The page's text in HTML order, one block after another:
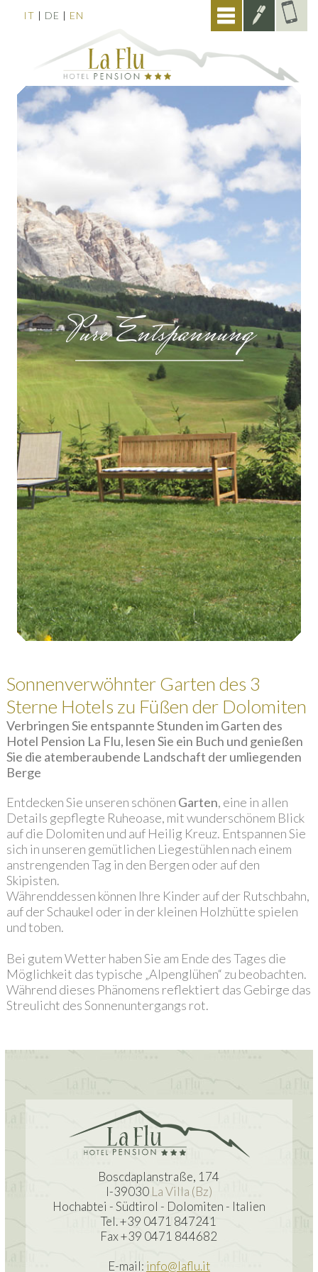
0471
ANFRAGE
Menu
IT DE EN
Pure Entspannung
Sonnenverwöhnter Garten des 3
Sterne Hotels zu Füßen der Dolomiten
Verbringen Sie entspannte Stunden im Garten des
Hotel Pension La Flu, lesen Sie ein Buch und genießen
Sie die atemberaubende Landschaft der umliegenden
Berge
Entdecken Sie unseren schönen Garten, eine in allen
Details gepflegte Ruheoase, mit wunderschönem Blick
auf die Dolomiten und auf Heilig Kreuz. Entspannen Sie
sich in unseren gemütlichen Liegestühlen nach einem
anstrengenden Tag in den Bergen oder auf den
Skipisten.
Währenddessen können Ihre Kinder auf der Rutschbahn,
auf der Schaukel oder in der kleinen Holzhütte spielen
und toben.
Bei gutem Wetter haben Sie am Ende des Tages die
Möglichkeit das typische „Alpenglühen“ zu beobachten.
Während dieses Phänomens reflektiert das Gebirge das
Streulicht des Sonnenuntergangs rot.
Boscdaplanstraße, 174
I-39030 La Villa (Bz)
Hochabtei - Südtirol - Dolomiten - Italien
Tel. +39 0471 847241
Fax +39 0471 844682
E-mail: info@laflu.it